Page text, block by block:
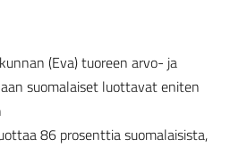
(Eva) tuoreen arvo- ja
suomalaiset luottavat eniten
86 prosenttia suomalaisista,